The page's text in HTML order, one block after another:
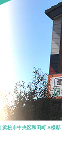
浜松市中央区和田町 S様邸